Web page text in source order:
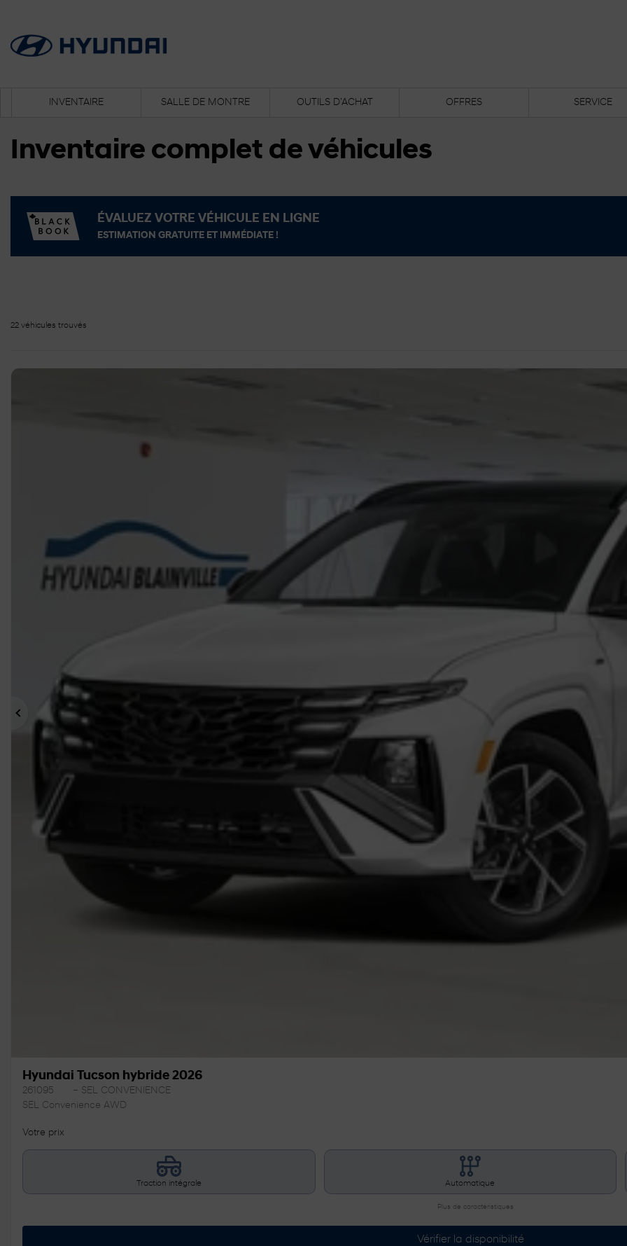
INVENTAIRE SALLE DE MONTRE OUTILS D’ACHAT OFFRES SERVICE
Inventaire complet de véhicules
ÉVALUEZ VOTRE VÉHICULE EN LIGNE
ESTIMATION GRATUITE ET IMMÉDIATE !
22 véhicules trouvés
Précédent
Hyundai Tucson hybride 2026
261095
– SEL CONVENIENCE
SEL Convenience AWD
Votre prix
Traction intégrale Automatique
Plus de caractéristiques
Vérifier la disponibilité